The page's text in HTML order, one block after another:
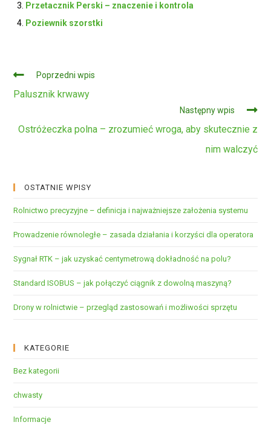
Przetacznik Perski – znaczenie i kontrola
Poziewnik szorstki
Czytaj
dalej
Poprzedni wpis
Palusznik krwawy
Następny wpis
Ostróżeczka polna – zrozumieć wroga, aby skutecznie z
nim walczyć
OSTATNIE WPISY
Rolnictwo precyzyjne – definicja i najważniejsze założenia systemu
Prowadzenie równoległe – zasada działania i korzyści dla operatora
Sygnał RTK – jak uzyskać centymetrową dokładność na polu?
Standard ISOBUS – jak połączyć ciągnik z dowolną maszyną?
Drony w rolnictwie – przegląd zastosowań i możliwości sprzętu
KATEGORIE
Bez kategorii
chwasty
Informacje